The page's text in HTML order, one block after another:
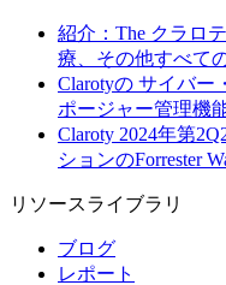
紹介：The クラロ
療、その他すべて
Clarotyの サイバー
ポージャー管理機
Claroty 2024年第
ションのForrester
リソースライブラリ
ブログ
レポート